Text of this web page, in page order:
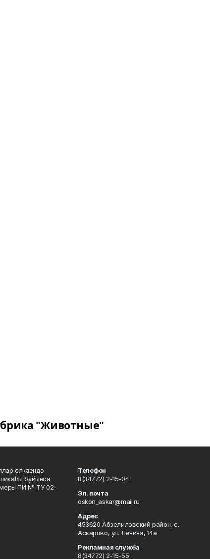
"Животные"
өлкәһендә
буйынса
ПИ № ТУ 02-
Телефон
8(34772) 2-15-04
Эл. почта
oskon_askar@mail.ru
Адрес
453620 Абзелиловский район, с.
Аскарово, ул. Ленина, 14а
Рекламная служба
8(34772) 2-15-55